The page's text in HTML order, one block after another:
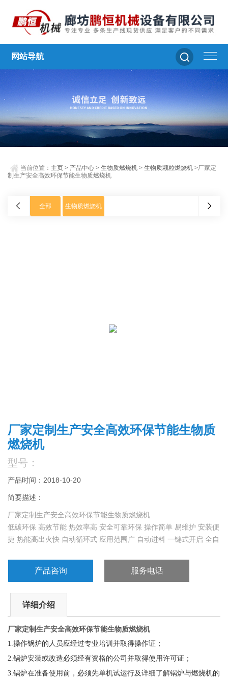
网站导航
当前位置： 主页 > 产品中心 >生物质燃烧机 >生物质颗粒燃烧机 >厂家定
制生产安全高效环保节能生物质燃烧机
全部 生物质燃烧机
厂家定制生产安全高效环保节能生物质
燃烧机
型号：
产品时间：2018-10-20
简要描述：
厂家定制生产安全高效环保节能生物质燃烧机
低碳环保 高效节能 热效率高 安全可靠环保 操作简单 易维护 安装便
捷 热能高出火快 自动循环式 应用范围广 自动进料 一键式开启 全自
产品咨询 服务电话
详细介绍
厂家定制生产安全高效环保节能生物质燃烧机
1.操作锅炉的人员应经过专业培训并取得操作证；
2.锅炉安装或改造必须经有资格的公司并取得使用许可证；
3.锅炉在准备使用前，必须先单机试运行及详细了解锅炉与燃烧机的